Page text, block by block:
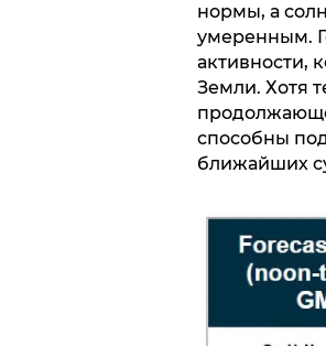
нормы, а
умеренным.
активности,
Земли. Хотя
способны
ближайших